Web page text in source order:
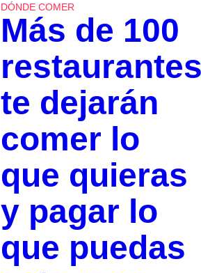
DÓNDE COMER
Más de 100
te dejarán
comer lo
que quieras
y pagar lo
que puedas